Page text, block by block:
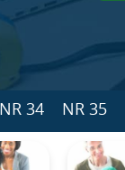
NR 34 NR 35